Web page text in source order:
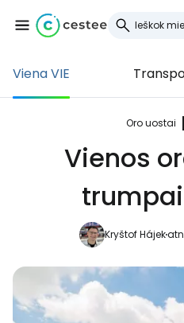
Viena VIE
Oro uostai
Vienos
Kryštof Hájek
Cestee
... pasaulinė kelionių
Tęsti
Tęsti